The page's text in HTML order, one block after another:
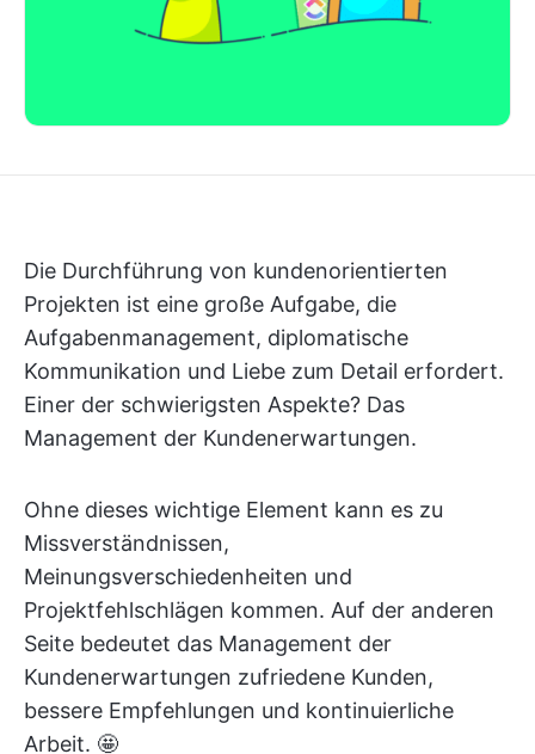
Die Durchführung von kundenorientierten
Projekten ist eine große Aufgabe, die
Aufgabenmanagement, diplomatische
Kommunikation und Liebe zum Detail erfordert.
Einer der schwierigsten Aspekte? Das
Management der Kundenerwartungen.
Ohne dieses wichtige Element kann es zu
Missverständnissen,
Meinungsverschiedenheiten und
Projektfehlschlägen kommen. Auf der anderen
Seite bedeutet das Management der
Kundenerwartungen zufriedene Kunden,
bessere Empfehlungen und kontinuierliche
Arbeit. 🤩